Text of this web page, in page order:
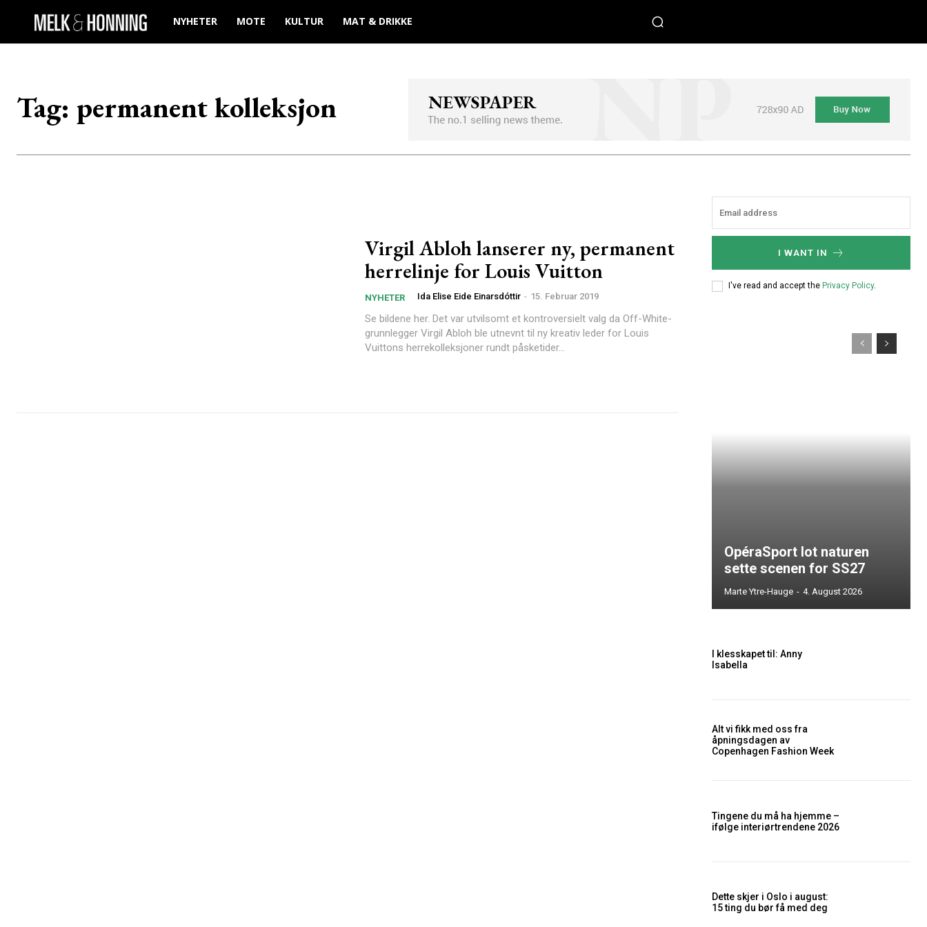
NYHETER MOTE KULTUR MAT & DRIKKE
Tag: permanent kolleksjon
Virgil Abloh lanserer ny, permanent
herrelinje for Louis Vuitton
NYHETER Ida Elise Eide Einarsdóttir - 15. Februar 2019
Se bildene her. Det var utvilsomt et kontroversielt valg da Off-White-
grunnlegger Virgil Abloh ble utnevnt til ny kreativ leder for Louis
Vuittons herrekolleksjoner rundt påsketider...
I WANT IN
I've read and accept the Privacy Policy.
OpéraSport lot naturen
sette scenen for SS27
Marte Ytre-Hauge - 4. August 2026
I klesskapet til: Anny
Isabella
Alt vi fikk med oss fra
åpningsdagen av
Copenhagen Fashion Week
Tingene du må ha hjemme –
ifølge interiørtrendene 2026
Dette skjer i Oslo i august:
15 ting du bør få med deg